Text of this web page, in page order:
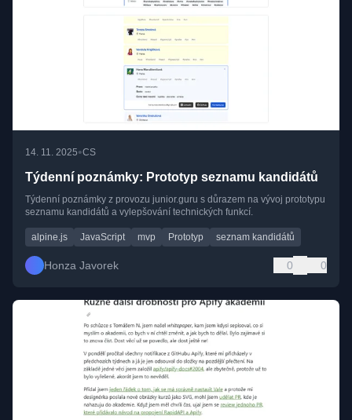
14. 11. 2025•CS
Týdenní poznámky: Prototyp seznamu kandidátů
Týdenní poznámky z provozu junior.guru s důrazem na vývoj prototypu
seznamu kandidátů a vylepšování technických funkcí.
alpine.js JavaScript mvp Prototyp seznam kandidátů
Honza Javorek 0 0